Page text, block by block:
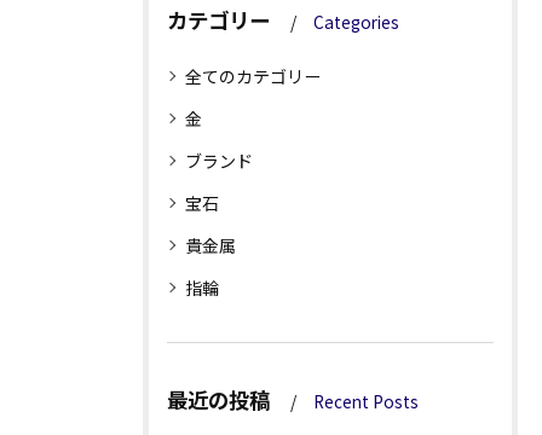
カテゴリー Categories
全てのカテゴリー
金
ブランド
宝石
貴金属
指輪
最近の投稿 Recent Posts